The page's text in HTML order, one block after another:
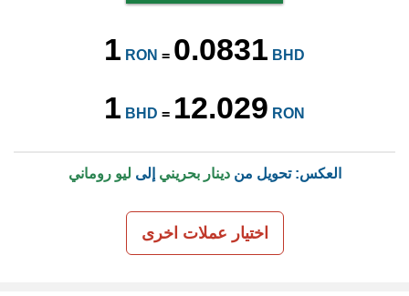
1 RON = 0.0831 BHD
1 BHD = 12.029 RON
العكس: تحويل مندينار بحريني إلى ليو روماني
اختيار عملات اخرى